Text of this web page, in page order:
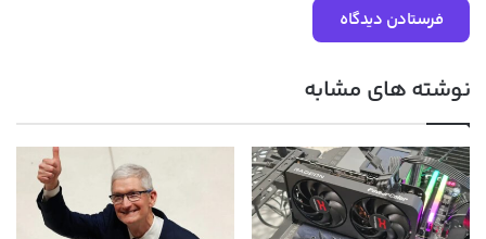
نوشته های مشابه